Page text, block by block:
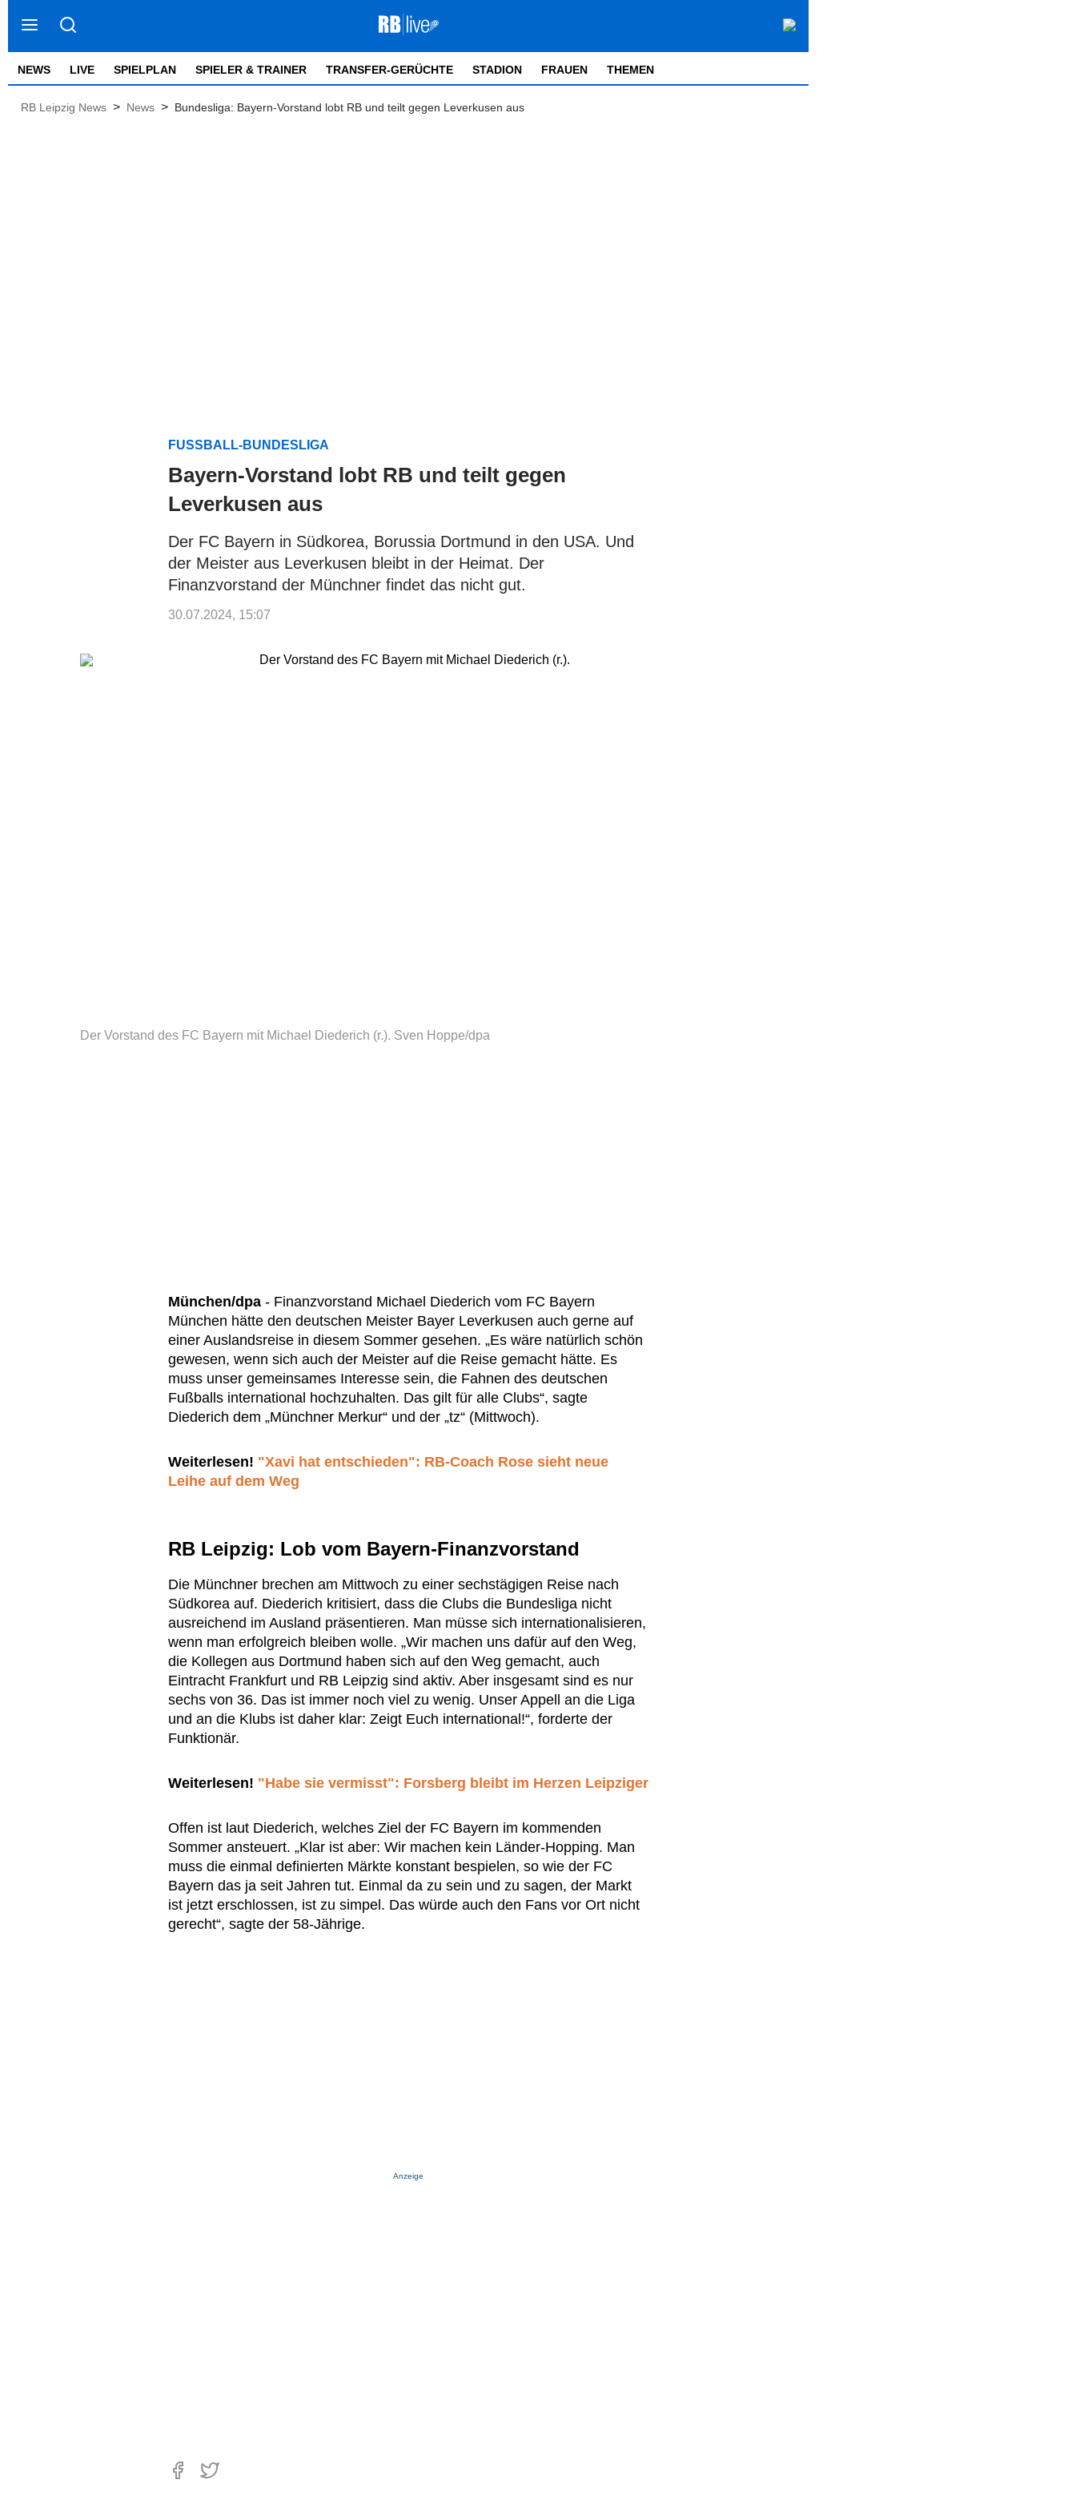
NEWS LIVE SPIELPLAN SPIELER & TRAINER TRANSFER-GERÜCHTE STADION FRAUEN THEMEN
RB Leipzig News > News > Bundesliga: Bayern-Vorstand lobt RB und teilt gegen Leverkusen aus
FUSSBALL-BUNDESLIGA
Bayern-Vorstand lobt RB und teilt gegen
Leverkusen aus
Der FC Bayern in Südkorea, Borussia Dortmund in den USA. Und
der Meister aus Leverkusen bleibt in der Heimat. Der
Finanzvorstand der Münchner findet das nicht gut.
30.07.2024, 15:07
Der Vorstand des FC Bayern mit Michael Diederich (r.). Sven Hoppe/dpa
München/dpa - Finanzvorstand Michael Diederich vom FC Bayern
München hätte den deutschen Meister Bayer Leverkusen auch gerne auf
einer Auslandsreise in diesem Sommer gesehen. „Es wäre natürlich schön
gewesen, wenn sich auch der Meister auf die Reise gemacht hätte. Es
muss unser gemeinsames Interesse sein, die Fahnen des deutschen
Fußballs international hochzuhalten. Das gilt für alle Clubs“, sagte
Diederich dem „Münchner Merkur“ und der „tz“ (Mittwoch).
Weiterlesen! "Xavi hat entschieden": RB-Coach Rose sieht neue
Leihe auf dem Weg
RB Leipzig: Lob vom Bayern-Finanzvorstand
Die Münchner brechen am Mittwoch zu einer sechstägigen Reise nach
Südkorea auf. Diederich kritisiert, dass die Clubs die Bundesliga nicht
ausreichend im Ausland präsentieren. Man müsse sich internationalisieren,
wenn man erfolgreich bleiben wolle. „Wir machen uns dafür auf den Weg,
die Kollegen aus Dortmund haben sich auf den Weg gemacht, auch
Eintracht Frankfurt und RB Leipzig sind aktiv. Aber insgesamt sind es nur
sechs von 36. Das ist immer noch viel zu wenig. Unser Appell an die Liga
und an die Klubs ist daher klar: Zeigt Euch international!“, forderte der
Funktionär.
Weiterlesen! "Habe sie vermisst": Forsberg bleibt im Herzen Leipziger
Offen ist laut Diederich, welches Ziel der FC Bayern im kommenden
Sommer ansteuert. „Klar ist aber: Wir machen kein Länder-Hopping. Man
muss die einmal definierten Märkte konstant bespielen, so wie der FC
Bayern das ja seit Jahren tut. Einmal da zu sein und zu sagen, der Markt
ist jetzt erschlossen, ist zu simpel. Das würde auch den Fans vor Ort nicht
gerecht“, sagte der 58-Jährige.
Anzeige